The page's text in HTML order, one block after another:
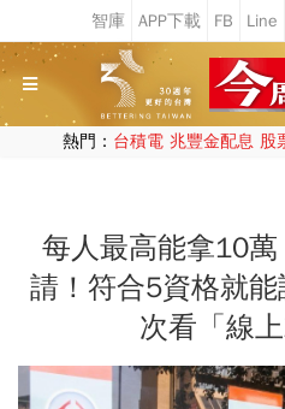
熱門： 台積電 兆豐金配息 股
每人最高能拿10
請！符合5資格就
次看「線上